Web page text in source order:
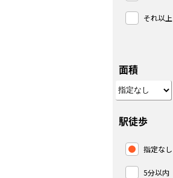
それ以上
面積
駅徒歩
指定なし
5分以内